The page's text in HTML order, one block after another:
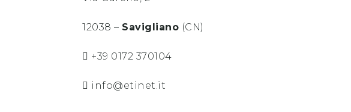
12038 – Savigliano (CN)
+39 0172 370104
info@etinet.it